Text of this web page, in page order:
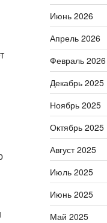
Июнь 2026
Апрель 2026
Февраль 2026
Декабрь 2025
Ноябрь 2025
Октябрь 2025
Август 2025
Июль 2025
Июнь 2025
Май 2025